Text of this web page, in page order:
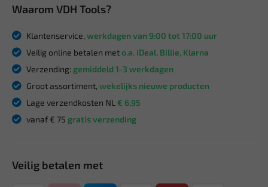
Waarom VDH Tools?
Klantenservice, werkdagen van 9:00 tot 17:00 uur
Veilig online betalen meto.a. iDeal, Billie, Klarna
Verzending: gemiddeld 1-3 werkdagen
Groot assortiment, wekelijks nieuwe producten
Lage verzendkosten NL € 6,95
vanaf € 75 gratis verzending
Veilig betalen met